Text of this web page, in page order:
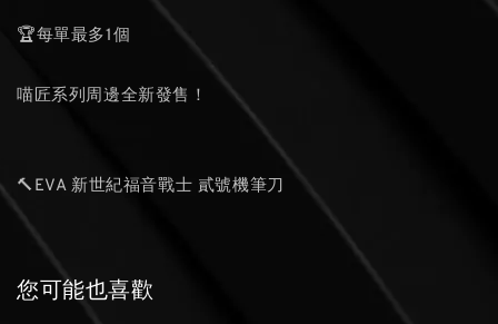
🏆每單最多1個
喵匠系列周邊全新發售！
🔨EVA 新世紀福音戰士 貳號機筆刀
您可能也喜歡